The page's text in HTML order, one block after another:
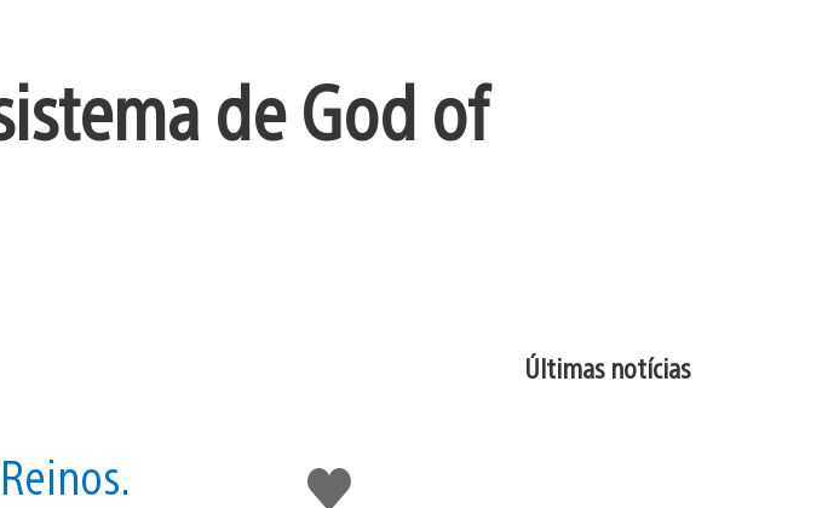
de God of
Curtir
Últimas notícias